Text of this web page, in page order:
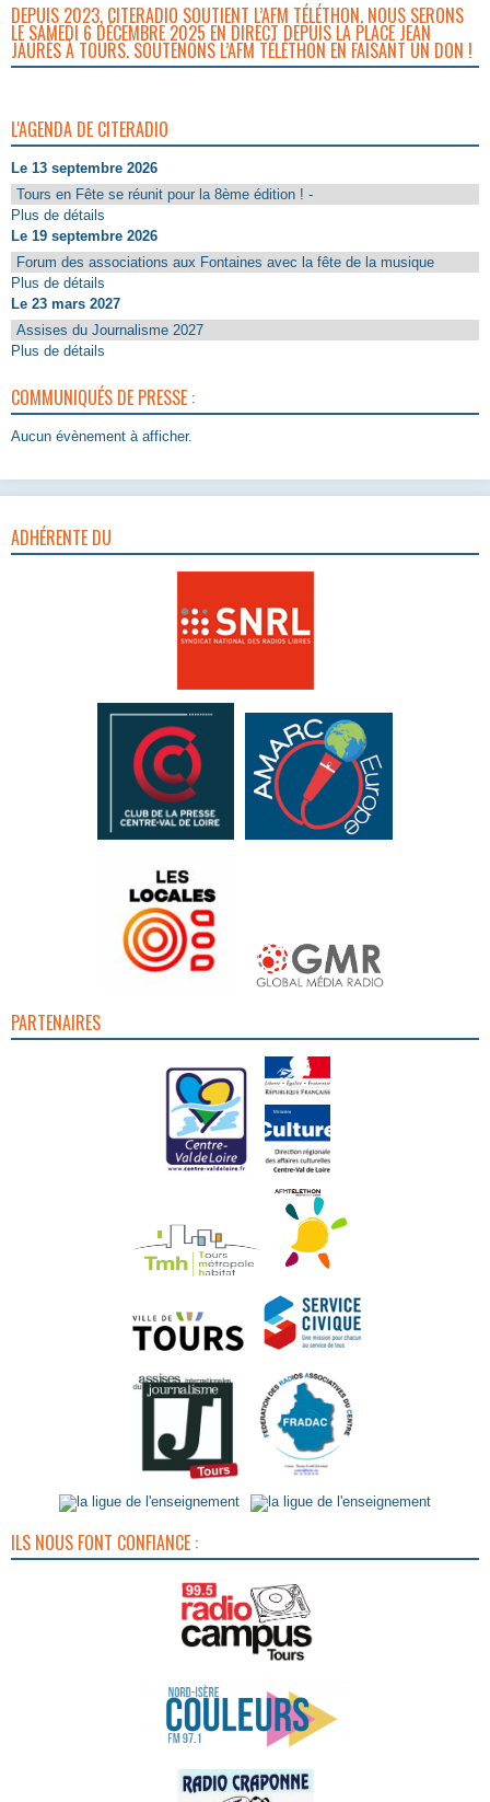
DEPUIS 2023, CITERADIO SOUTIENT L’AFM TÉLÉTHON. NOUS SERONS
LE SAMEDI 6 DÉCEMBRE 2025 EN DIRECT DEPUIS LA PLACE JEAN
JAURÈS À TOURS. SOUTENONS L’AFM TÉLÉTHON EN FAISANT UN DON !
L'AGENDA DE CITERADIO
Le 13 septembre 2026
Tours en Fête se réunit pour la 8ème édition ! -
Plus de détails
Le 19 septembre 2026
Forum des associations aux Fontaines avec la fête de la musique
Plus de détails
Le 23 mars 2027
Assises du Journalisme 2027
Plus de détails
COMMUNIQUÉS DE PRESSE :
Aucun évènement à afficher.
ADHÉRENTE DU
PARTENAIRES
ILS NOUS FONT CONFIANCE :